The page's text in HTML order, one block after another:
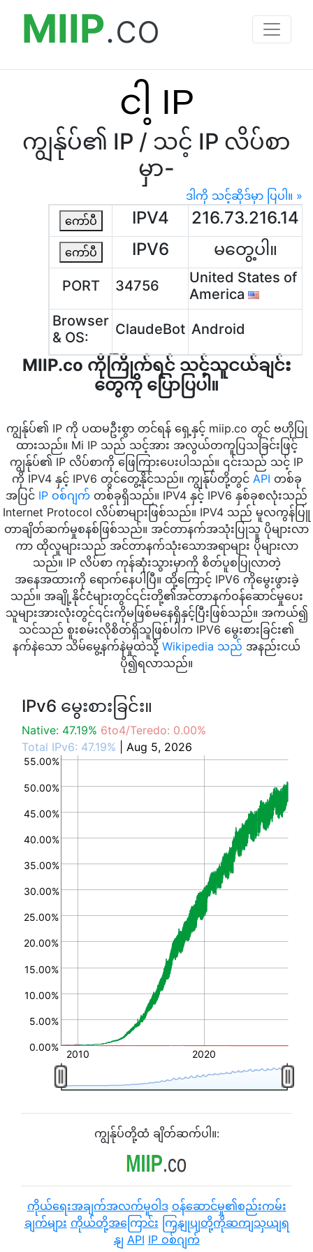
MIIP.co
ငါ့ IP
ကျွန်ုပ်၏ IP / သင့် IP လိပ်စာ
မှာ-
ဒါကို သင့်ဆိုဒ်မှာ ပြပါ။ »
ကော်ပီ
IPV4 216.73.216.14
ကော်ပီ IPV6 မတွေ့ပါ။
PORT 34756
United States of
America
Browser
& OS:
ClaudeBot Android
MIIP.co ကိုကြိုက်ရင် သင့်သူငယ်ချင်း
တွေကို ပြောပြပါ။
ကျွန်ုပ်၏ IP ကို ပထမဦးစွာ တင်ရန် ရှေ့နှင့် miip.co တွင် ဗဟိုပြု
ထားသည်။ Mi IP သည် သင့်အား အလွယ်တကူပြသခြင်းဖြင့်
ကျွန်ုပ်၏ IP လိပ်စာကို ဖြေကြားပေးပါသည်။ ၎င်းသည် သင့် IP
ကို IPV4 နှင့် IPV6 တွင်တွေ့နိုင်သည်။ ကျွန်ုပ်တို့တွင် API တစ်ခု
အပြင် IP ဝစ်ဂျက် တစ်ခုရှိသည်။ IPV4 နှင့် IPV6 နှစ်ခုစလုံးသည်
Internet Protocol လိပ်စာများဖြစ်သည်။ IPV4 သည် မူလကွန်ပြူ
တာချိတ်ဆက်မှုစနစ်ဖြစ်သည်။ အင်တာနက်အသုံးပြုသူ ပိုများလာ
ကာ ထိုလူများသည် အင်တာနက်သုံးသောအရာများ ပိုများလာ
သည်။ IP လိပ်စာ ကုန်ဆုံးသွားမှာကို စိတ်ပူစပြုလာတဲ့
အနေအထားကို ရောက်နေပါပြီ။ ထို့ကြောင့် IPV6 ကိုမွေးဖွားခဲ့
သည်။ အချို့နိုင်ငံများတွင်၎င်းတို့၏အင်တာနက်ဝန်ဆောင်မှုပေး
သူများအားလုံးတွင်၎င်းကိုမဖြစ်မနေရှိနှင့်ပြီးဖြစ်သည်။ အကယ်၍
သင်သည် စူးစမ်းလိုစိတ်ရှိသူဖြစ်ပါက IPV6 မွေးစားခြင်း၏
နက်နဲသော သိမ်မွေ့နက်နဲမှုထဲသို့ Wikipedia သည် အနည်းငယ်
ပို၍ရလာသည်။
IPv6 မွေးစားခြင်း။
Native: 47.19% 6to4/Teredo: 0.00%
Total IPv6: 47.19% | Aug 5, 2026
0.00%
5.00%
10.00%
15.00%
20.00%
25.00%
30.00%
35.00%
40.00%
45.00%
50.00%
55.00%
2010 2020
ကျွန်ုပ်တို့ထံ ချိတ်ဆက်ပါ။:
ကိုယ်ရေးအချက်အလက်မူဝါဒ ဝန်ဆောင်မှု၏စည်းကမ်း
ချက်များ ကိုယ်တို့အကြောင်း ကြှနျုပျတို့ကိုဆကျသှယျရ
နျ API IP ဝစ်ဂျက်